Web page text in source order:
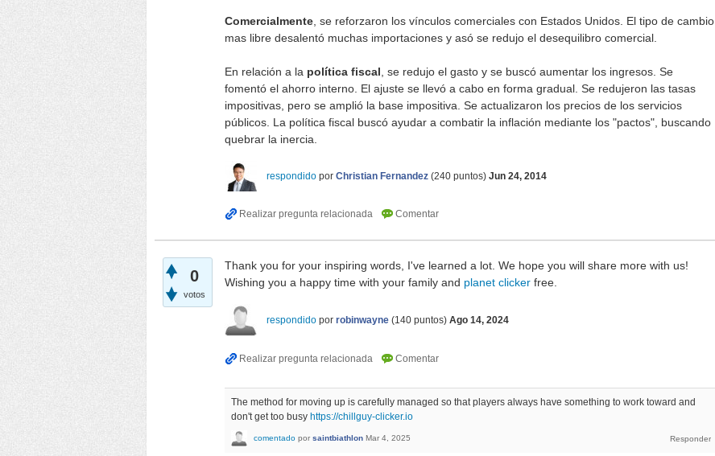
Comercialmente, se reforzaron los vínculos comerciales con Estados Unidos. El tipo de cambio
mas libre desalentó muchas importaciones y asó se redujo el desequilibro comercial.
En relación a la política fiscal, se redujo el gasto y se buscó aumentar los ingresos. Se
fomentó el ahorro interno. El ajuste se llevó a cabo en forma gradual. Se redujeron las tasas
impositivas, pero se amplió la base impositiva. Se actualizaron los precios de los servicios
públicos. La política fiscal buscó ayudar a combatir la inflación mediante los "pactos", buscando
quebrar la inercia.
respondido por Christian Fernandez (240 puntos) Jun 24, 2014
0
votos
Thank you for your inspiring words, I've learned a lot. We hope you will share more with us!
Wishing you a happy time with your family and planet clicker free.
respondido por robinwayne (140 puntos) Ago 14, 2024
The method for moving up is carefully managed so that players always have something to work toward and
don't get too busy https://chillguy-clicker.io
comentado por saintbiathlon Mar 4, 2025